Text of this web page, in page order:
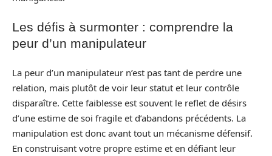
Les défis à surmonter : comprendre la
peur d’un manipulateur
La peur d’un manipulateur n’est pas tant de perdre une
relation, mais plutôt de voir leur statut et leur contrôle
disparaître. Cette faiblesse est souvent le reflet de désirs
d’une estime de soi fragile et d’abandons précédents. La
manipulation est donc avant tout un mécanisme défensif.
En construisant votre propre estime et en défiant leur